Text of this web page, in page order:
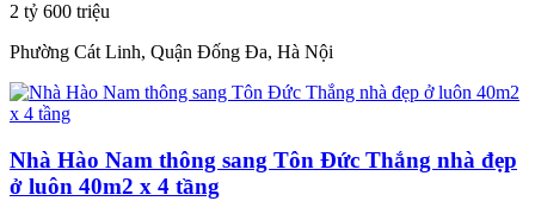
2 tỷ 600 triệu
Phường Cát Linh, Quận Đống Đa, Hà Nội
Nhà Hào Nam thông sang Tôn Đức Thắng nhà đẹp
ở luôn 40m2 x 4 tầng